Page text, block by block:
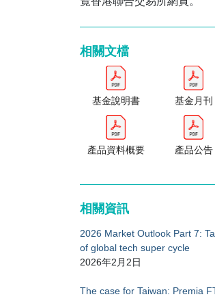
相關文檔
基金說明書 基金月刊
產品資料概要 產品公告
相關資訊
2026 Market Outlook Part 7:
of global tech super cycle
2026年2月2日
The case for Taiwan: Premia